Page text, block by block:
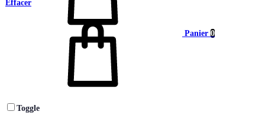
Panier 0
Effacer
Toggle